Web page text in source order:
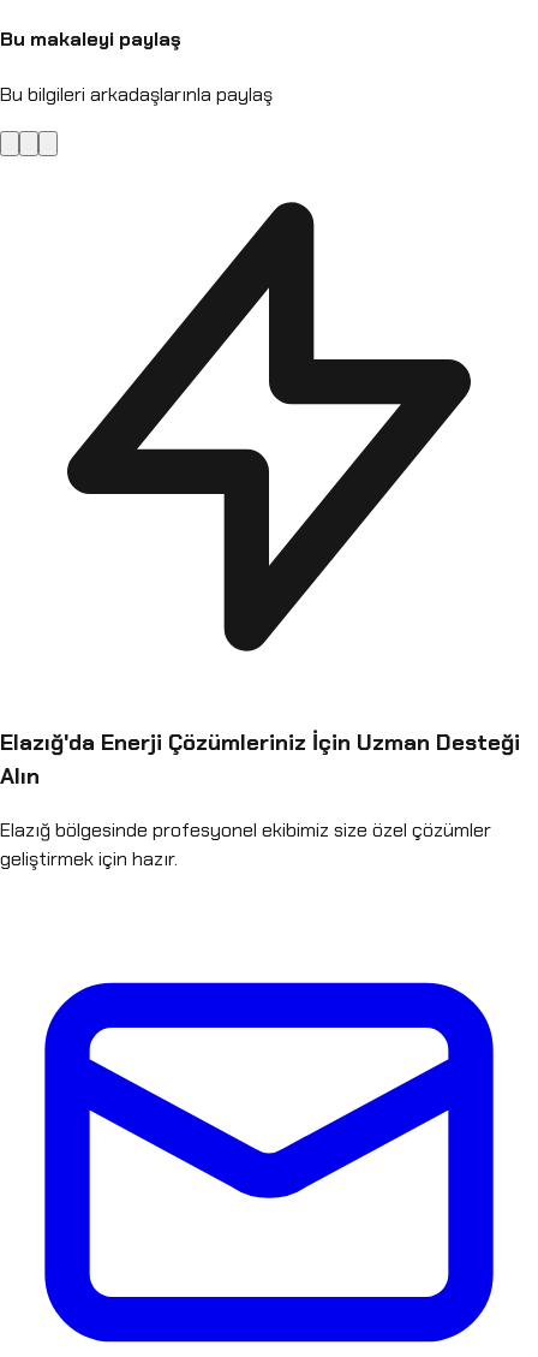
Bu makaleyi paylaş
Bu bilgileri arkadaşlarınla paylaş
Elazığ'da Enerji Çözümleriniz İçin Uzman Desteği
Alın
Elazığ bölgesinde profesyonel ekibimiz size özel çözümler
geliştirmek için hazır.